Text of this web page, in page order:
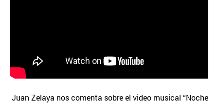
Juan Zelaya nos comenta sobre el video musical “Noche